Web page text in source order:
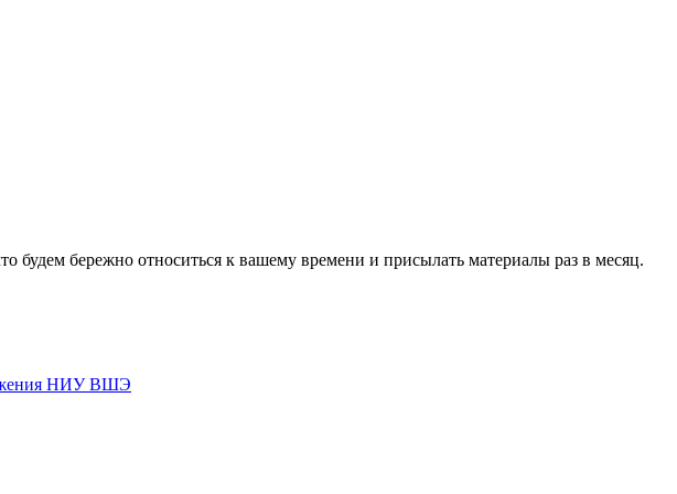
бережно относиться к вашему времени и присылать материалы раз в месяц.
НИУ ВШЭ